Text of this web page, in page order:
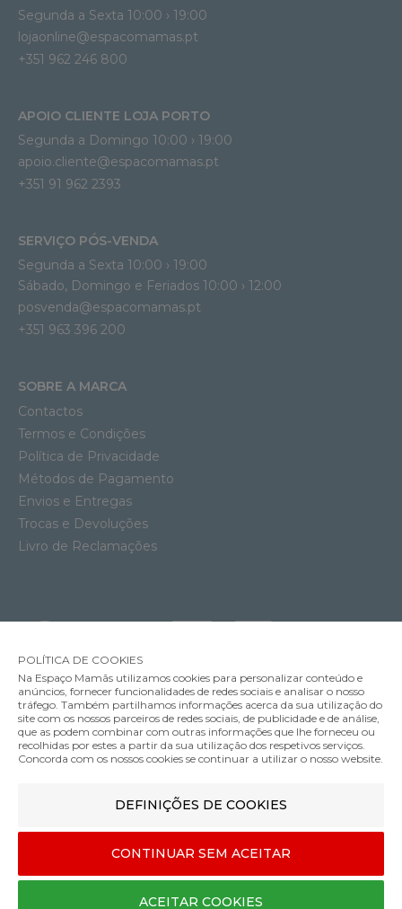
Cor
Segunda a Sexta 10:00 › 19:00
lojaonline@espacomamas.pt
+351 962 246 800
APOIO CLIENTE LOJA PORTO
Segunda a Domingo 10:00 › 19:00
apoio.cliente@espacomamas.pt
+351 91 962 2393
SERVIÇO PÓS-VENDA
Segunda a Sexta 10:00 › 19:00
Sábado, Domingo e Feriados 10:00 › 12:00
posvenda@espacomamas.pt
+351 963 396 200
SOBRE A MARCA
Contactos
Termos e Condições
Política de Privacidade
Métodos de Pagamento
Envios e Entregas
Trocas e Devoluções
Livro de Reclamações
MÉTODOS DE ENVIO
MÉTODOS DE PAGAMENTO
Designed & developed by
©Espaço mamãs. Todos os direitos reservados
POLÍTICA DE COOKIES
Na Espaço Mamãs utilizamos cookies para personalizar conteúdo e
anúncios, fornecer funcionalidades de redes sociais e analisar o nosso
tráfego. Também partilhamos informações acerca da sua utilização do
site com os nossos parceiros de redes sociais, de publicidade e de análise,
que as podem combinar com outras informações que lhe forneceu ou
recolhidas por estes a partir da sua utilização dos respetivos serviços.
Concorda com os nossos cookies se continuar a utilizar o nosso website.
DEFINIÇÕES DE COOKIES
CONTINUAR SEM ACEITAR
ACEITAR COOKIES